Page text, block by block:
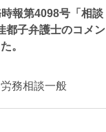
報第4098号「相談
都子弁護士のコメン
。
労務相談一般